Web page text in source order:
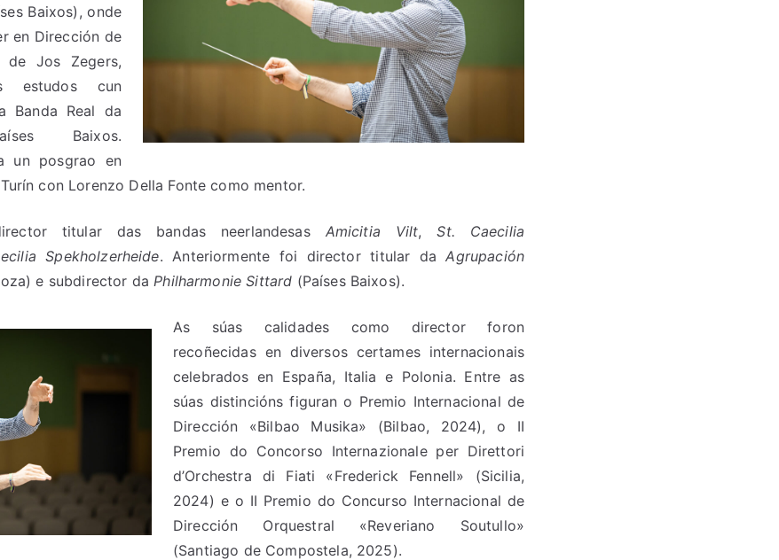
Baixos), onde
en Dirección de
de Jos Zegers,
estudos cun
Banda Real da
Baixos.
un posgrao en
con Lorenzo Della Fonte como mentor.​
titular das bandas neerlandesas Amicitia Vilt,St. Caecilia
Spekholzerheide. Anteriormente foi director titular daAgrupación
e subdirector da Philharmonie Sittard (Países Baixos).
​​As súas calidades como director foron
recoñecidas en diversos certames internacionais
celebrados en España, Italia e Polonia. Entre as
súas distincións figuran o Premio Internacional de
Dirección «Bilbao Musika» (Bilbao, 2024), o II
Premio do Concorso Internazionale per Direttori
d’Orchestra di Fiati «Frederick Fennell» (Sicilia,
2024) e o II Premio do Concurso Internacional de
Dirección Orquestral «Reveriano Soutullo»
(Santiago de Compostela, 2025).